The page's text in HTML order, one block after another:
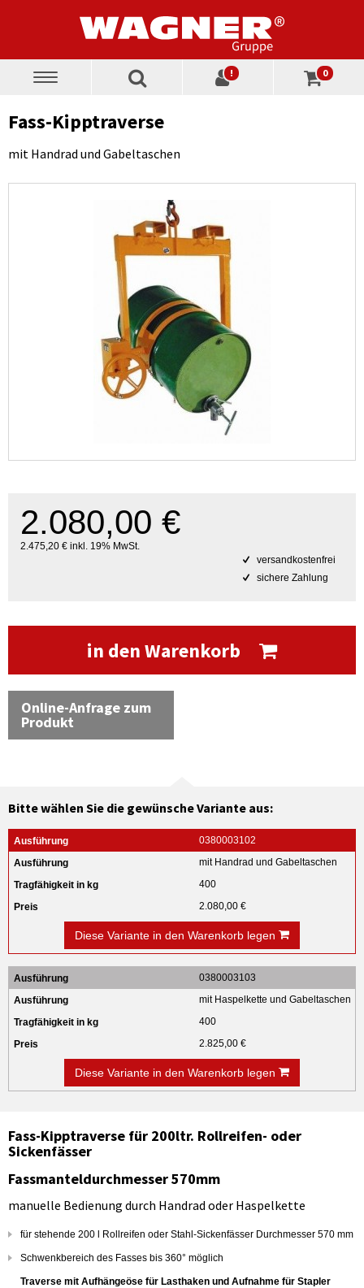
Toggle
! 0
Fass-Kipptraverse
mit Handrad und Gabeltaschen
2.080,00 €
2.475,20 € inkl. 19% MwSt.
versandkostenfrei
sichere Zahlung
in den Warenkorb
Online-Anfrage zum
Produkt
Bitte wählen Sie die gewünsche Variante aus:
0380003102
mit Handrad und Gabeltaschen
400
2.080,00 €
Diese Variante in den Warenkorb legen
0380003103
mit Haspelkette und Gabeltaschen
400
2.825,00 €
Diese Variante in den Warenkorb legen
Fass-Kipptraverse für 200ltr. Rollreifen- oder
Sickenfässer
Fassmanteldurchmesser 570mm
manuelle Bedienung durch Handrad oder Haspelkette
für stehende 200 l Rollreifen oder Stahl-Sickenfässer Durchmesser 570 mm
Schwenkbereich des Fasses bis 360° möglich
Traverse mit Aufhängeöse für Lasthaken und Aufnahme für Stapler